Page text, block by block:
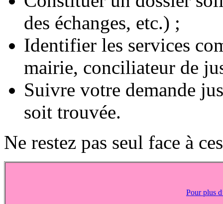
des échanges, etc.) ;
Identifier les services
mairie, conciliateur de
Suivre votre demande
soit trouvée.
Ne restez pas seul face à
Pour plus